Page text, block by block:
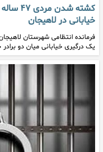
کشته
خیابانی در لاهیجان
یک درگیری خیابانی میان دو